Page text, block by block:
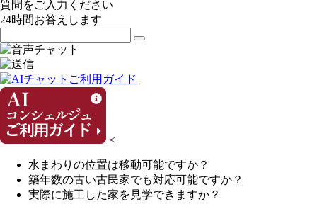
質問をご入力ください
24時間お答えします
<
水まわりの位置は移動可能ですか？
築年数の古い古民家でも対応可能ですか？
実際に施工した家を見学できますか？